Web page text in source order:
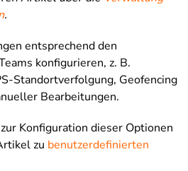
.
entsprechend den
konfigurieren, z. B.
Standortverfolgung, Geofencing
Bearbeitungen.
Konfiguration dieser Optionen
zu benutzerdefinierten